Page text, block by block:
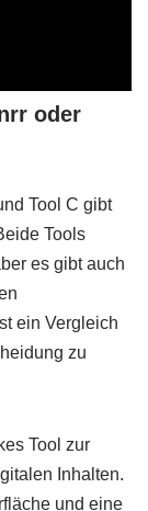
oder
Tool C gibt
Tools
es gibt auch
ein Vergleich
zu
Tool zur
Inhalten.
und eine